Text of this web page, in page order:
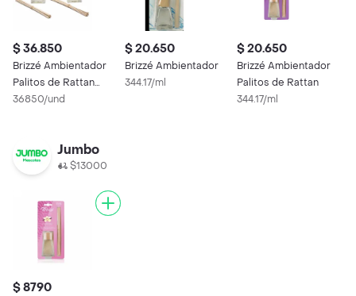
$ 36.850
Brizzé Ambientador
Palitos de Rattan
Pasión Tropical
36850/und
$ 20.650
Brizzé Ambientador
344.17/ml
$ 20.650
Brizzé Ambientador
Palitos de Rattan
344.17/ml
Jumbo
$13000
$ 8790